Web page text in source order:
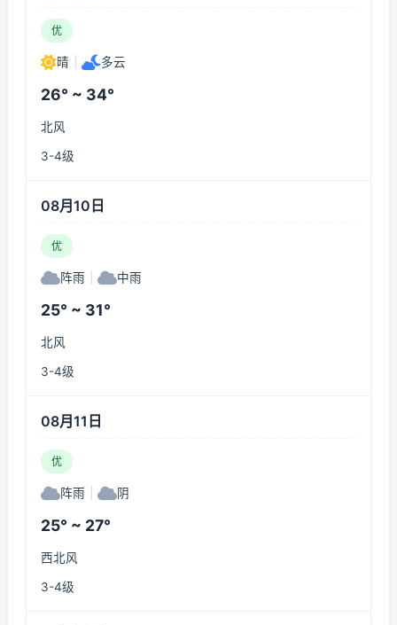
优
晴 多云
26° ~ 34°
北风
3-4级
08月10日
优
阵雨 中雨
25° ~ 31°
北风
3-4级
08月11日
优
阵雨 阴
25° ~ 27°
西北风
3-4级